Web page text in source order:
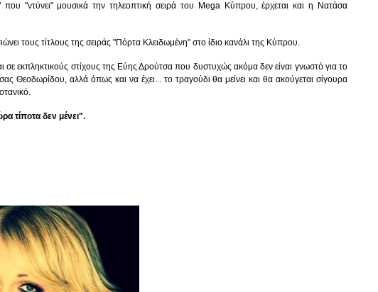
"ντύνει" μουσικά την τηλεοπτική σειρά του Mega Κύπρου, έρχεται και η Νατάσα
τους τίτλους της σειράς "Πόρτα Κλειδωμένη" στο ίδιο κανάλι της Κύπρου.
εκπληκτικούς στίχους της Εύης Δρούτσα που δυστυχώς ακόμα δεν είναι γνωστό για το
Θεοδωρίδου, αλλά όπως και να έχει... το τραγούδι θα μείνει και θα ακούγεται σίγουρα
τίποτα δεν μένει".